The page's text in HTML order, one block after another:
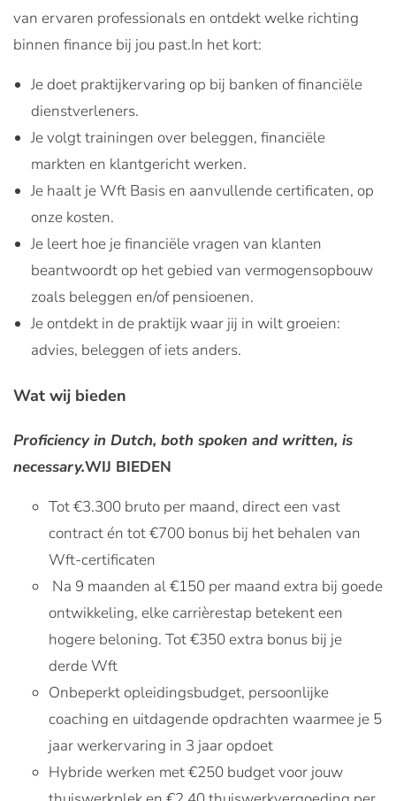
van ervaren professionals en ontdekt welke richting
binnen finance bij jou past.In het kort:
Je doet praktijkervaring op bij banken of financiële
dienstverleners.
Je volgt trainingen over beleggen, financiële
markten en klantgericht werken.
Je haalt je Wft Basis en aanvullende certificaten, op
onze kosten.
Je leert hoe je financiële vragen van klanten
beantwoordt op het gebied van vermogensopbouw
zoals beleggen en/of pensioenen.
Je ontdekt in de praktijk waar jij in wilt groeien:
advies, beleggen of iets anders.
Wat wij bieden
Proficiency in Dutch, both spoken and written, is
necessary.WIJ BIEDEN
Tot €3.300 bruto per maand, direct een vast
contract én tot €700 bonus bij het behalen van
Wft-certificaten
Na 9 maanden al €150 per maand extra bij goede
ontwikkeling, elke carrièrestap betekent een
hogere beloning. Tot €350 extra bonus bij je
derde Wft
Onbeperkt opleidingsbudget, persoonlijke
coaching en uitdagende opdrachten waarmee je 5
jaar werkervaring in 3 jaar opdoet
Hybride werken met €250 budget voor jouw